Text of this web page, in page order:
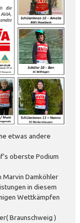
etwas andere
oberste Podium
Damköhler
in diesem
Wettkämpfen
Braunschweig )